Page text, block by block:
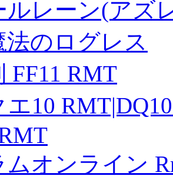
ルレーン(アズ
法のログレス
FF11 RMT
エ10
ムオンライン